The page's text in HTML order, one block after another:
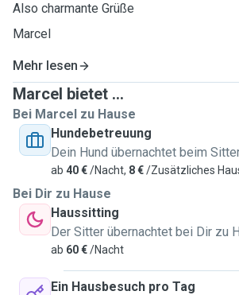
Also charmante Grüße
Marcel
Mehr lesen
Marcel bietet ...
Bei Marcel zu Hause
Hundebetreuung
Dein Hund übernachtet beim
ab 40 €/Nacht, 8 €/Zusätzliches
Bei Dir zu Hause
Haussitting
Der Sitter übernachtet bei Dir zu
ab 60 €/Nacht
Ein Hausbesuch pro Tag